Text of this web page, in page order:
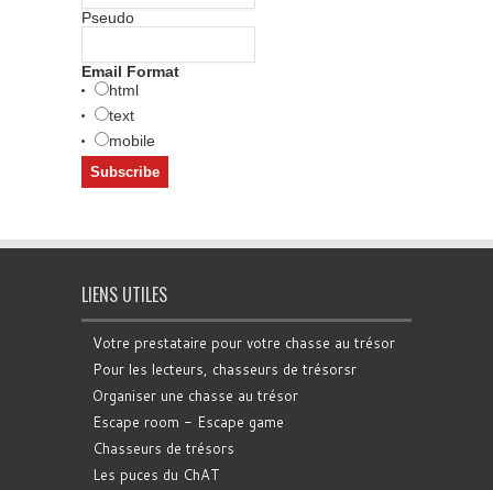
Pseudo
Email Format
html
text
mobile
LIENS UTILES
Votre prestataire pour votre chasse au trésor
Pour les lecteurs, chasseurs de trésorsr
Organiser une chasse au trésor
Escape room - Escape game
Chasseurs de trésors
Les puces du ChAT